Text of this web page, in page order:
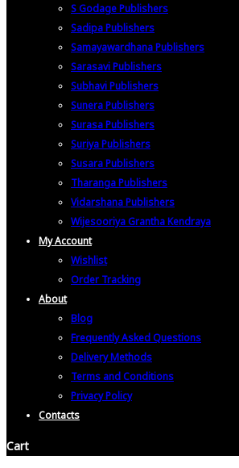
S Godage Publishers
Sadipa Publishers
Samayawardhana Publishers
Sarasavi Publishers
Subhavi Publishers
Sunera Publishers
Surasa Publishers
Suriya Publishers
Susara Publishers
Tharanga Publishers
Vidarshana Publishers
Wijesooriya Grantha Kendraya
My Account
Wishlist
Order Tracking
About
Blog
Frequently Asked Questions
Delivery Methods
Terms and Conditions
Privacy Policy
Contacts
Cart